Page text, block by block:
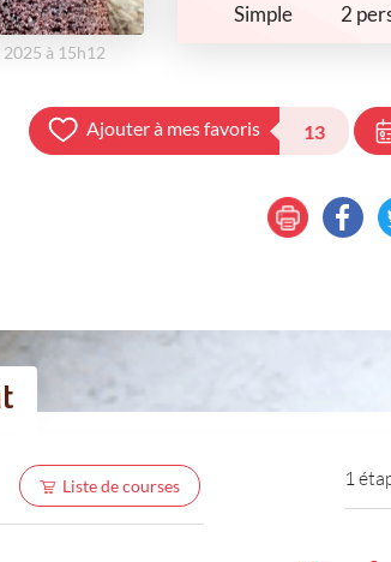
à 15h12
Simple 2
Ajouter à mes favoris 13
Liste de courses 1